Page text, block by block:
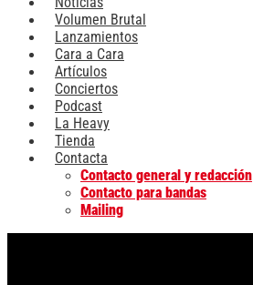
Volumen Brutal
Lanzamientos
Cara a Cara
Artículos
Conciertos
Podcast
La Heavy
Tienda
Contacta
Contacto general y redacción
Contacto para bandas
Mailing